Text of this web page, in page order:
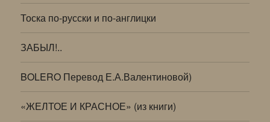
Тоска по-русски и по-англицки
ЗАБЫЛ!..
BOLERO Перевод Е.А.Валентиновой)
«ЖЕЛТОЕ И КРАСНОЕ» (из книги)